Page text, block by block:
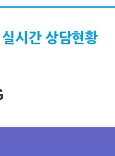
실시간 상담현황